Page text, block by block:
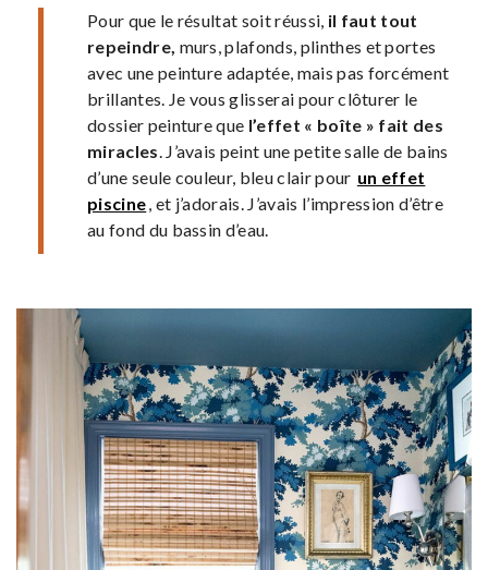
Pour que le résultat soit réussi, il faut tout
repeindre, murs, plafonds, plinthes et portes
avec une peinture adaptée, mais pas forcément
brillantes. Je vous glisserai pour clôturer le
dossier peinture que l’effet « boîte » fait des
miracles. J’avais peint une petite salle de bains
d’une seule couleur, bleu clair pour un effet
piscine, et j’adorais. J’avais l’impression d’être
au fond du bassin d’eau.